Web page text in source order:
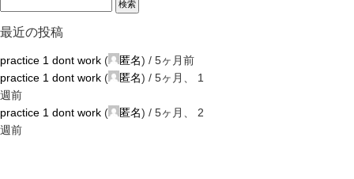
最近の投稿
practice 1 dont work ( 匿名) / 5ヶ月前
practice 1 dont work ( 匿名) / 5ヶ月、 1
週前
practice 1 dont work ( 匿名) / 5ヶ月、 2
週前